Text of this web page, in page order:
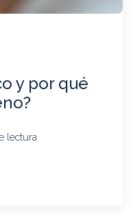
y por qué
lectura